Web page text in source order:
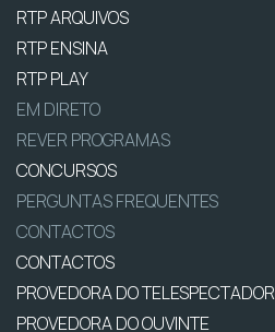
RTP ARQUIVOS
RTP ENSINA
RTP PLAY
EM DIRETO
REVER PROGRAMAS
CONCURSOS
PERGUNTAS FREQUENTES
CONTACTOS
CONTACTOS
PROVEDORA DO TELESPECTADOR
PROVEDORA DO OUVINTE